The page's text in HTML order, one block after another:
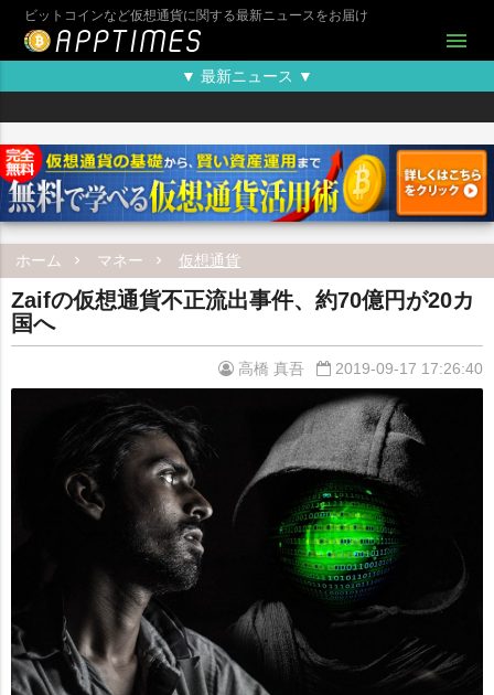
ビットコインなど仮想通貨に関する最新ニュースをお届け
menu
▼ 最新ニュース ▼
ホーム マネー 仮想通貨
Zaifの仮想通貨不正流出事件、約70億円が20カ
国へ
高橋 真吾 2019-09-17 17:26:40